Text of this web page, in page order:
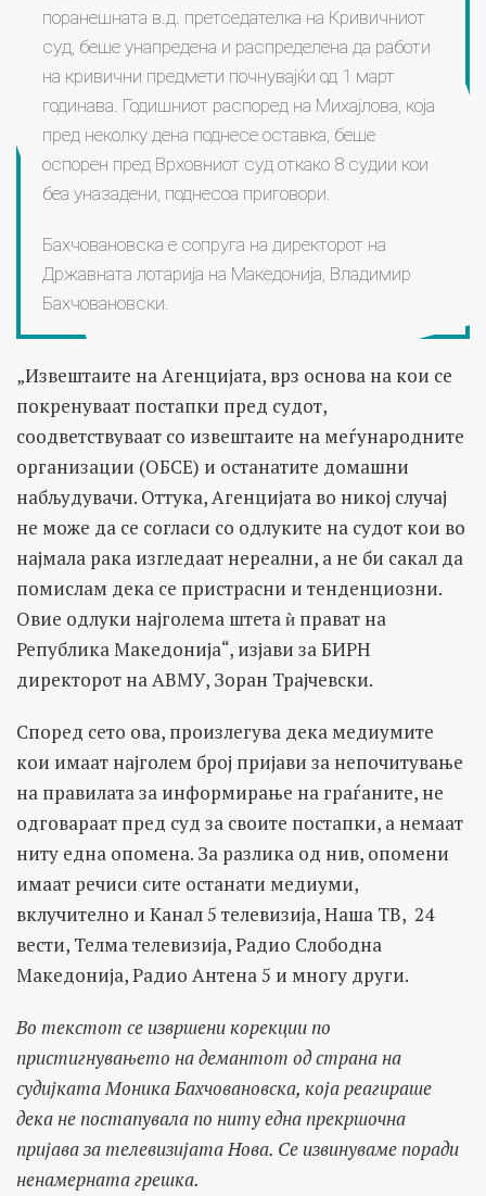
поранешната в.д. претседателка на Кривичниот
суд, беше унапредена и распределена да работи
на кривични предмети почнувајќи од 1 март
годинава. Годишниот распоред на Михајлова, која
пред неколку дена поднесе оставка, беше
оспорен пред Врховниот суд откако 8 судии кои
беа уназадени, поднесоа приговори.
Бахчовановска е сопруга на директорот на
Државната лотарија на Македонија, Владимир
Бахчовановски.
„Извештаите на Агенцијата, врз основа на кои се
покренуваат постапки пред судот,
соодветствуваат со извештаите на меѓународните
организации (ОБСЕ) и останатите домашни
набљудувачи. Оттука, Агенцијата во никој случај
не може да се согласи со одлуките на судот кои во
најмала рака изгледаат нереални, а не би сакал да
помислам дека се пристрасни и тенденциозни.
Овие одлуки најголема штета ѝ прават на
Република Македонија“, изјави за БИРН
директорот на АВМУ, Зоран Трајчевски.
Според сето ова, произлегува дека медиумите
кои имаат најголем број пријави за непочитување
на правилата за информирање на граѓаните, не
одговараат пред суд за своите постапки, а немаат
ниту една опомена. За разлика од нив, опомени
имаат речиси сите останати медиуми,
вклучително и Канал 5 телевизија, Наша ТВ, 24
вести, Телма телевизија, Радио Слободна
Македонија, Радио Антена 5 и многу други.
Во текстот се извршени корекции по
пристигнувањето на демантот од страна на
судијката Моника Бахчовановска, која реагираше
дека не постапувала по ниту една прекршочна
пријава за телевизијата Нова. Се извинуваме поради
ненамерната грешка.